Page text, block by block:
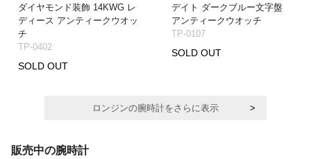
ダイヤモンド装飾 14KWG レ
ディース アンティークウオッ
チ
TP-0402
SOLD OUT
デイト ダークブルー文字盤
アンティークウオッチ
TP-0107
SOLD OUT
ロンジンの腕時計をさらに表示
販売中の腕時計